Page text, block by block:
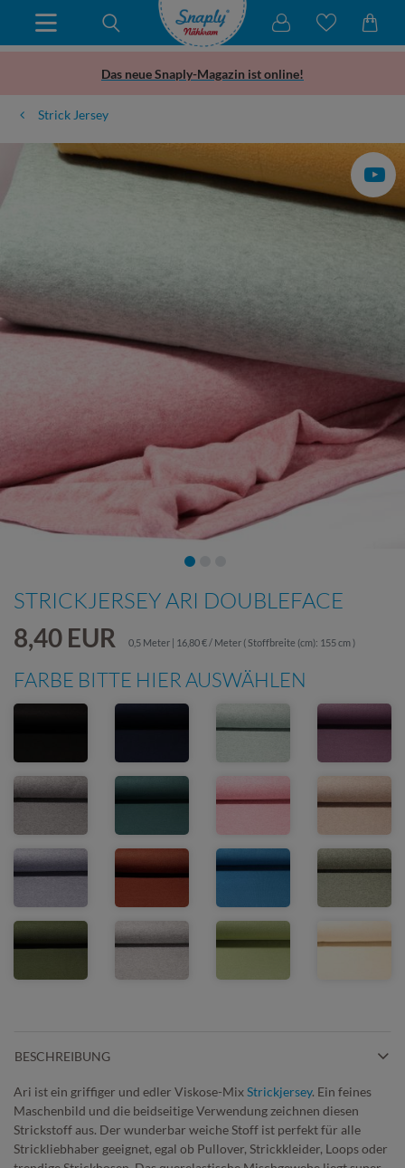
Das neue Snaply-Magazin ist online!
Strick Jersey
STRICKJERSEY ARI DOUBLEFACE
8,40 EUR 0,5 Meter | 16,80 € / Meter ( Stoffbreite (cm): 155 cm )
FARBE BITTE HIER AUSWÄHLEN
BESCHREIBUNG
Ari ist ein griffiger und edler Viskose-MixStrickjersey. Ein feines
Maschenbild und die beidseitige Verwendung zeichnen diesen
Strickstoff aus. Der wunderbar weiche Stoff ist perfekt für alle
Strickliebhaber geeignet, egal ob Pullover, Strickkleider, Loops oder